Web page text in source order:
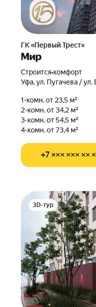
ГК «Первый Трест»
Мир
Строится•комфорт
Уфа, ул. Пугачева / ул.
1-комн. от 23,5 м²
2-комн. от 34,2 м²
3-комн. от 54,5 м²
4-комн. от 73,4 м²
+7 ××× ××× ××
3D-тур